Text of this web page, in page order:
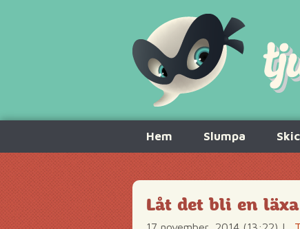
innehåll
Hem Slumpa
Låt det bli en läxa